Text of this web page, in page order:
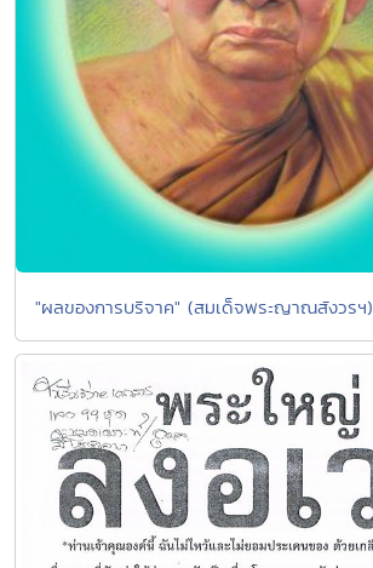
"ผลของการบริจาค" (สมเด็จพระญาณสังวรฯ)